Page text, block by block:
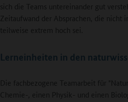
sich die Teams untereinander gut
Zeitaufwand der Absprachen, die nicht
teilweise extrem hoch sei.
Lerneinheiten in den
Die fachbezogene Teamarbeit für
Chemie-, einen Physik- und einen